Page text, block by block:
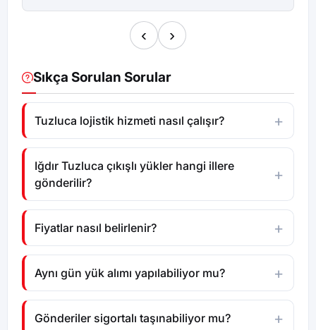
‹ ›
Sıkça Sorulan Sorular
Tuzluca lojistik hizmeti nasıl çalışır?
Iğdır Tuzluca çıkışlı yükler hangi illere
gönderilir?
Fiyatlar nasıl belirlenir?
Aynı gün yük alımı yapılabiliyor mu?
Gönderiler sigortalı taşınabiliyor mu?